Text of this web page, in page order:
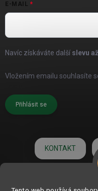
E-MAIL
Navíc získáváte další slevu až
Vložením emailu souhlasíte
Přihlásit se
KONTAKT